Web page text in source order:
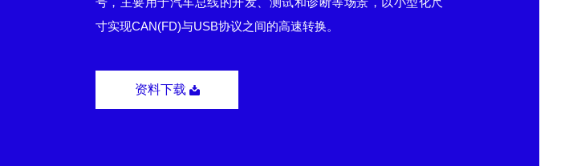
寸实现CAN(FD)与USB协议之间的高速转换。
资料下载